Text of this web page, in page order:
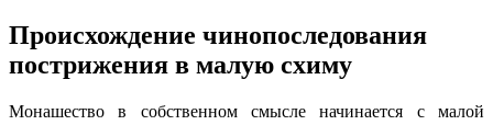
Происхождение чинопоследования
пострижения в малую схиму
Монашество в собственном смысле начинается с малой